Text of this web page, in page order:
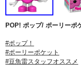
POP! ポップ/ ポーリー
#ポップ！
#ポーリーポケット
#豆魚雷スタッフオススメ